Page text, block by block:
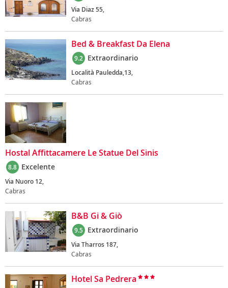
Via Diaz 55,
Cabras
Bed & Breakfast Da Elena
9.2 Extraordinario
Località Pauledda,13,
Cabras
Hostal Affittacamere Le Statue Del Sinis
8.8 Excelente
Via Nuoro 12,
Cabras
B&B Gi & Giò
9.5 Extraordinario
Via Tharros 187,
Cabras
Hotel Sa Pedrera